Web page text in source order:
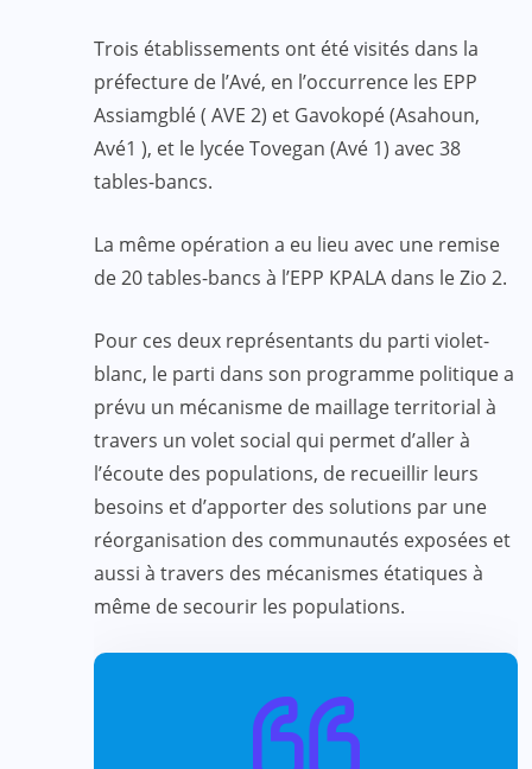
Trois établissements ont été visités dans la
préfecture de l’Avé, en l’occurrence les EPP
Assiamgblé ( AVE 2) et Gavokopé (Asahoun,
Avé1 ), et le lycée Tovegan (Avé 1) avec 38
tables-bancs.
La même opération a eu lieu avec une remise
de 20 tables-bancs à l’EPP KPALA dans le Zio 2.
Pour ces deux représentants du parti violet-
blanc, le parti dans son programme politique a
prévu un mécanisme de maillage territorial à
travers un volet social qui permet d’aller à
l’écoute des populations, de recueillir leurs
besoins et d’apporter des solutions par une
réorganisation des communautés exposées et
aussi à travers des mécanismes étatiques à
même de secourir les populations.